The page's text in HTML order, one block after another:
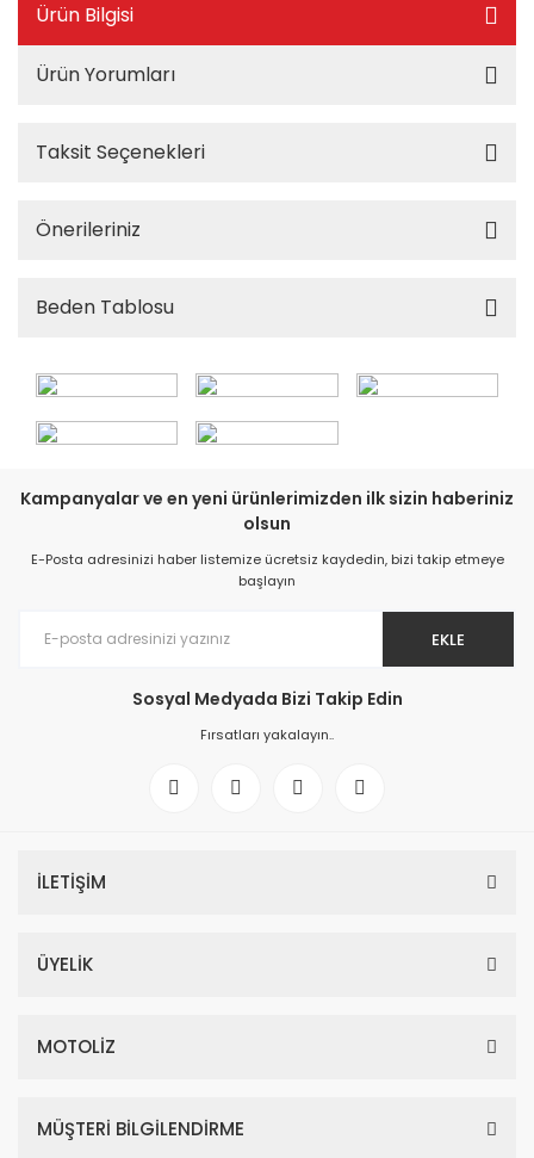
Ürün Bilgisi
Ürün Yorumları
Taksit Seçenekleri
Önerileriniz
Beden Tablosu
Kampanyalar ve en yeni ürünlerimizden ilk sizin haberiniz
olsun
E-Posta adresinizi haber listemize ücretsiz kaydedin, bizi takip etmeye
başlayın
EKLE
Sosyal Medyada Bizi Takip Edin
Fırsatları yakalayın..
İLETİŞİM
ÜYELİK
MOTOLİZ
MÜŞTERİ BİLGİLENDİRME